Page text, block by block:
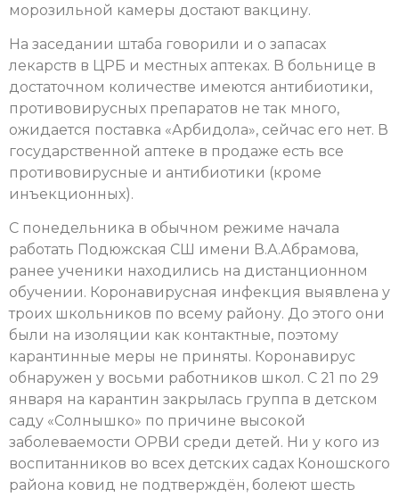
морозильной камеры достают вакцину.
На заседании штаба говорили и о запасах
лекарств в ЦРБ и местных аптеках. В больнице в
достаточном количестве имеются антибиотики,
противовирусных препаратов не так много,
ожидается поставка «Арбидола», сейчас его нет. В
государственной аптеке в продаже есть все
противовирусные и антибиотики (кроме
инъекционных).
С понедельника в обычном режиме начала
работать Подюжская СШ имени В.А.Абрамова,
ранее ученики находились на дистанционном
обучении. Коронавирусная инфекция выявлена у
троих школьников по всему району. До этого они
были на изоляции как контактные, поэтому
карантинные меры не приняты. Коронавирус
обнаружен у восьми работников школ. С 21 по 29
января на карантин закрылась группа в детском
саду «Солнышко» по причине высокой
заболеваемости ОРВИ среди детей. Ни у кого из
воспитанников во всех детских садах Коношского
района ковид не подтверждён, болеют шесть